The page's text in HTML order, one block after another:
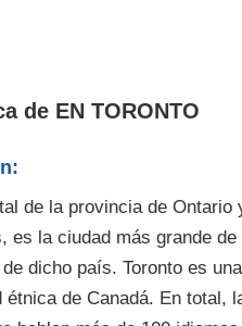
de EN TORONTO
de la provincia de Ontario
es la ciudad más grande
dicho país. Toronto es
étnica de Canadá. En total,